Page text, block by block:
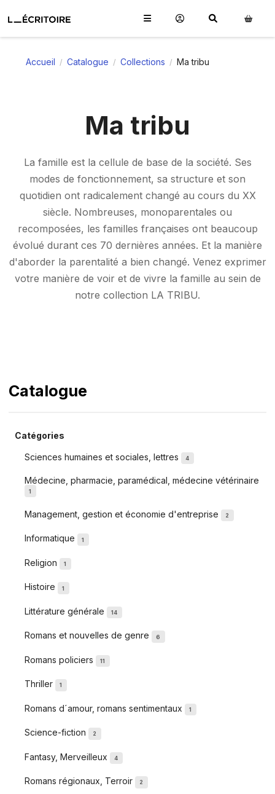
Accueil / Catalogue / Collections / Ma tribu
Ma tribu
La famille est la cellule de base de la société. Ses
modes de fonctionnement, sa structure et son
quotidien ont radicalement changé au cours du XX
siècle. Nombreuses, monoparentales ou
recomposées, les familles françaises ont beaucoup
évolué durant ces 70 dernières années. Et la manière
d'aborder la parentalité a bien changé. Venez exprimer
votre manière de voir et de vivre la famille au sein de
notre collection LA TRIBU.
Catalogue
Catégories
Sciences humaines et sociales, lettres 4
Médecine, pharmacie, paramédical, médecine vétérinaire
1
Management, gestion et économie d'entreprise 2
Informatique 1
Religion 1
Histoire 1
Littérature générale 14
Romans et nouvelles de genre 6
Romans policiers 11
Thriller 1
Romans d´amour, romans sentimentaux 1
Science-fiction 2
Fantasy, Merveilleux 4
Romans régionaux, Terroir 2